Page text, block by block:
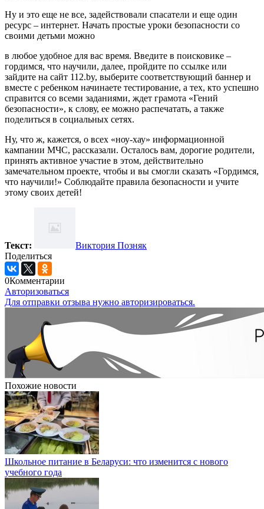
Ну и это еще не все, задействовали спасатели и еще один
ресурс – интернет. Начать простые уроки безопасности со
своими детьми можно
в любое удобное для вас время. Введите в поисковике –
гордимся, что научили, далее, пройдите по ссылке или
зайдите на сайт 112.by, выберите соответствующий баннер и
вместе с ребенком начинаете тестирование, а тех, кто успешно
справится со всеми заданиями, ждет грамота «Гений
безопасности», к слову, ее можно распечатать, а также
поделиться в социальных сетях.
Ну, что ж, кажется, о всех «ноу-хау» информационной
кампании МЧС, рассказали. Осталось вам, дорогие родители,
принять активное участие в этом, действительно
замечательном проекте, чтобы и вы смогли сказать «Гордимся,
что научили!» Соблюдайте правила безопасности и учите
этому своих детей!
Текст:
Виктория Позняк
Поделиться
0Комментарии
Авторизоваться
Для отправки отзыва нужно авторизироваться.
Похожие новости
Школьное питание в Беларуси: что изменится с нового
учебного года